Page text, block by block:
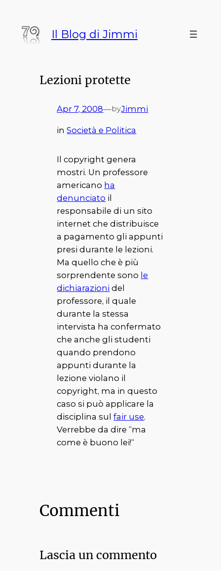
contenuto
Il Blog di Jimmi
Lezioni protette
Apr 7, 2008—byJimmi
inSocietà e Politica
Il copyright genera
mostri. Un professore
americano ha
denunciato il
responsabile di un sito
internet che distribuisce
a pagamento gli appunti
presi durante le lezioni.
Ma quello che è più
sorprendente sono le
dichiarazioni del
professore, il quale
durante la stessa
intervista ha confermato
che anche gli studenti
quando prendono
appunti durante la
lezione violano il
copyright, ma in questo
caso si può applicare la
disciplina sulfair use.
Verrebbe da dire “ma
come è buono lei!“
Commenti
Lascia un commento